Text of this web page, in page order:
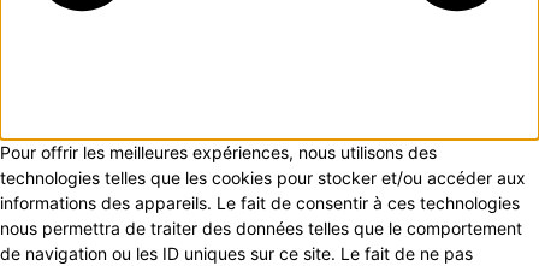
Pour offrir les meilleures expériences, nous utilisons des
technologies telles que les cookies pour stocker et/ou accéder aux
informations des appareils. Le fait de consentir à ces technologies
nous permettra de traiter des données telles que le comportement
de navigation ou les ID uniques sur ce site. Le fait de ne pas